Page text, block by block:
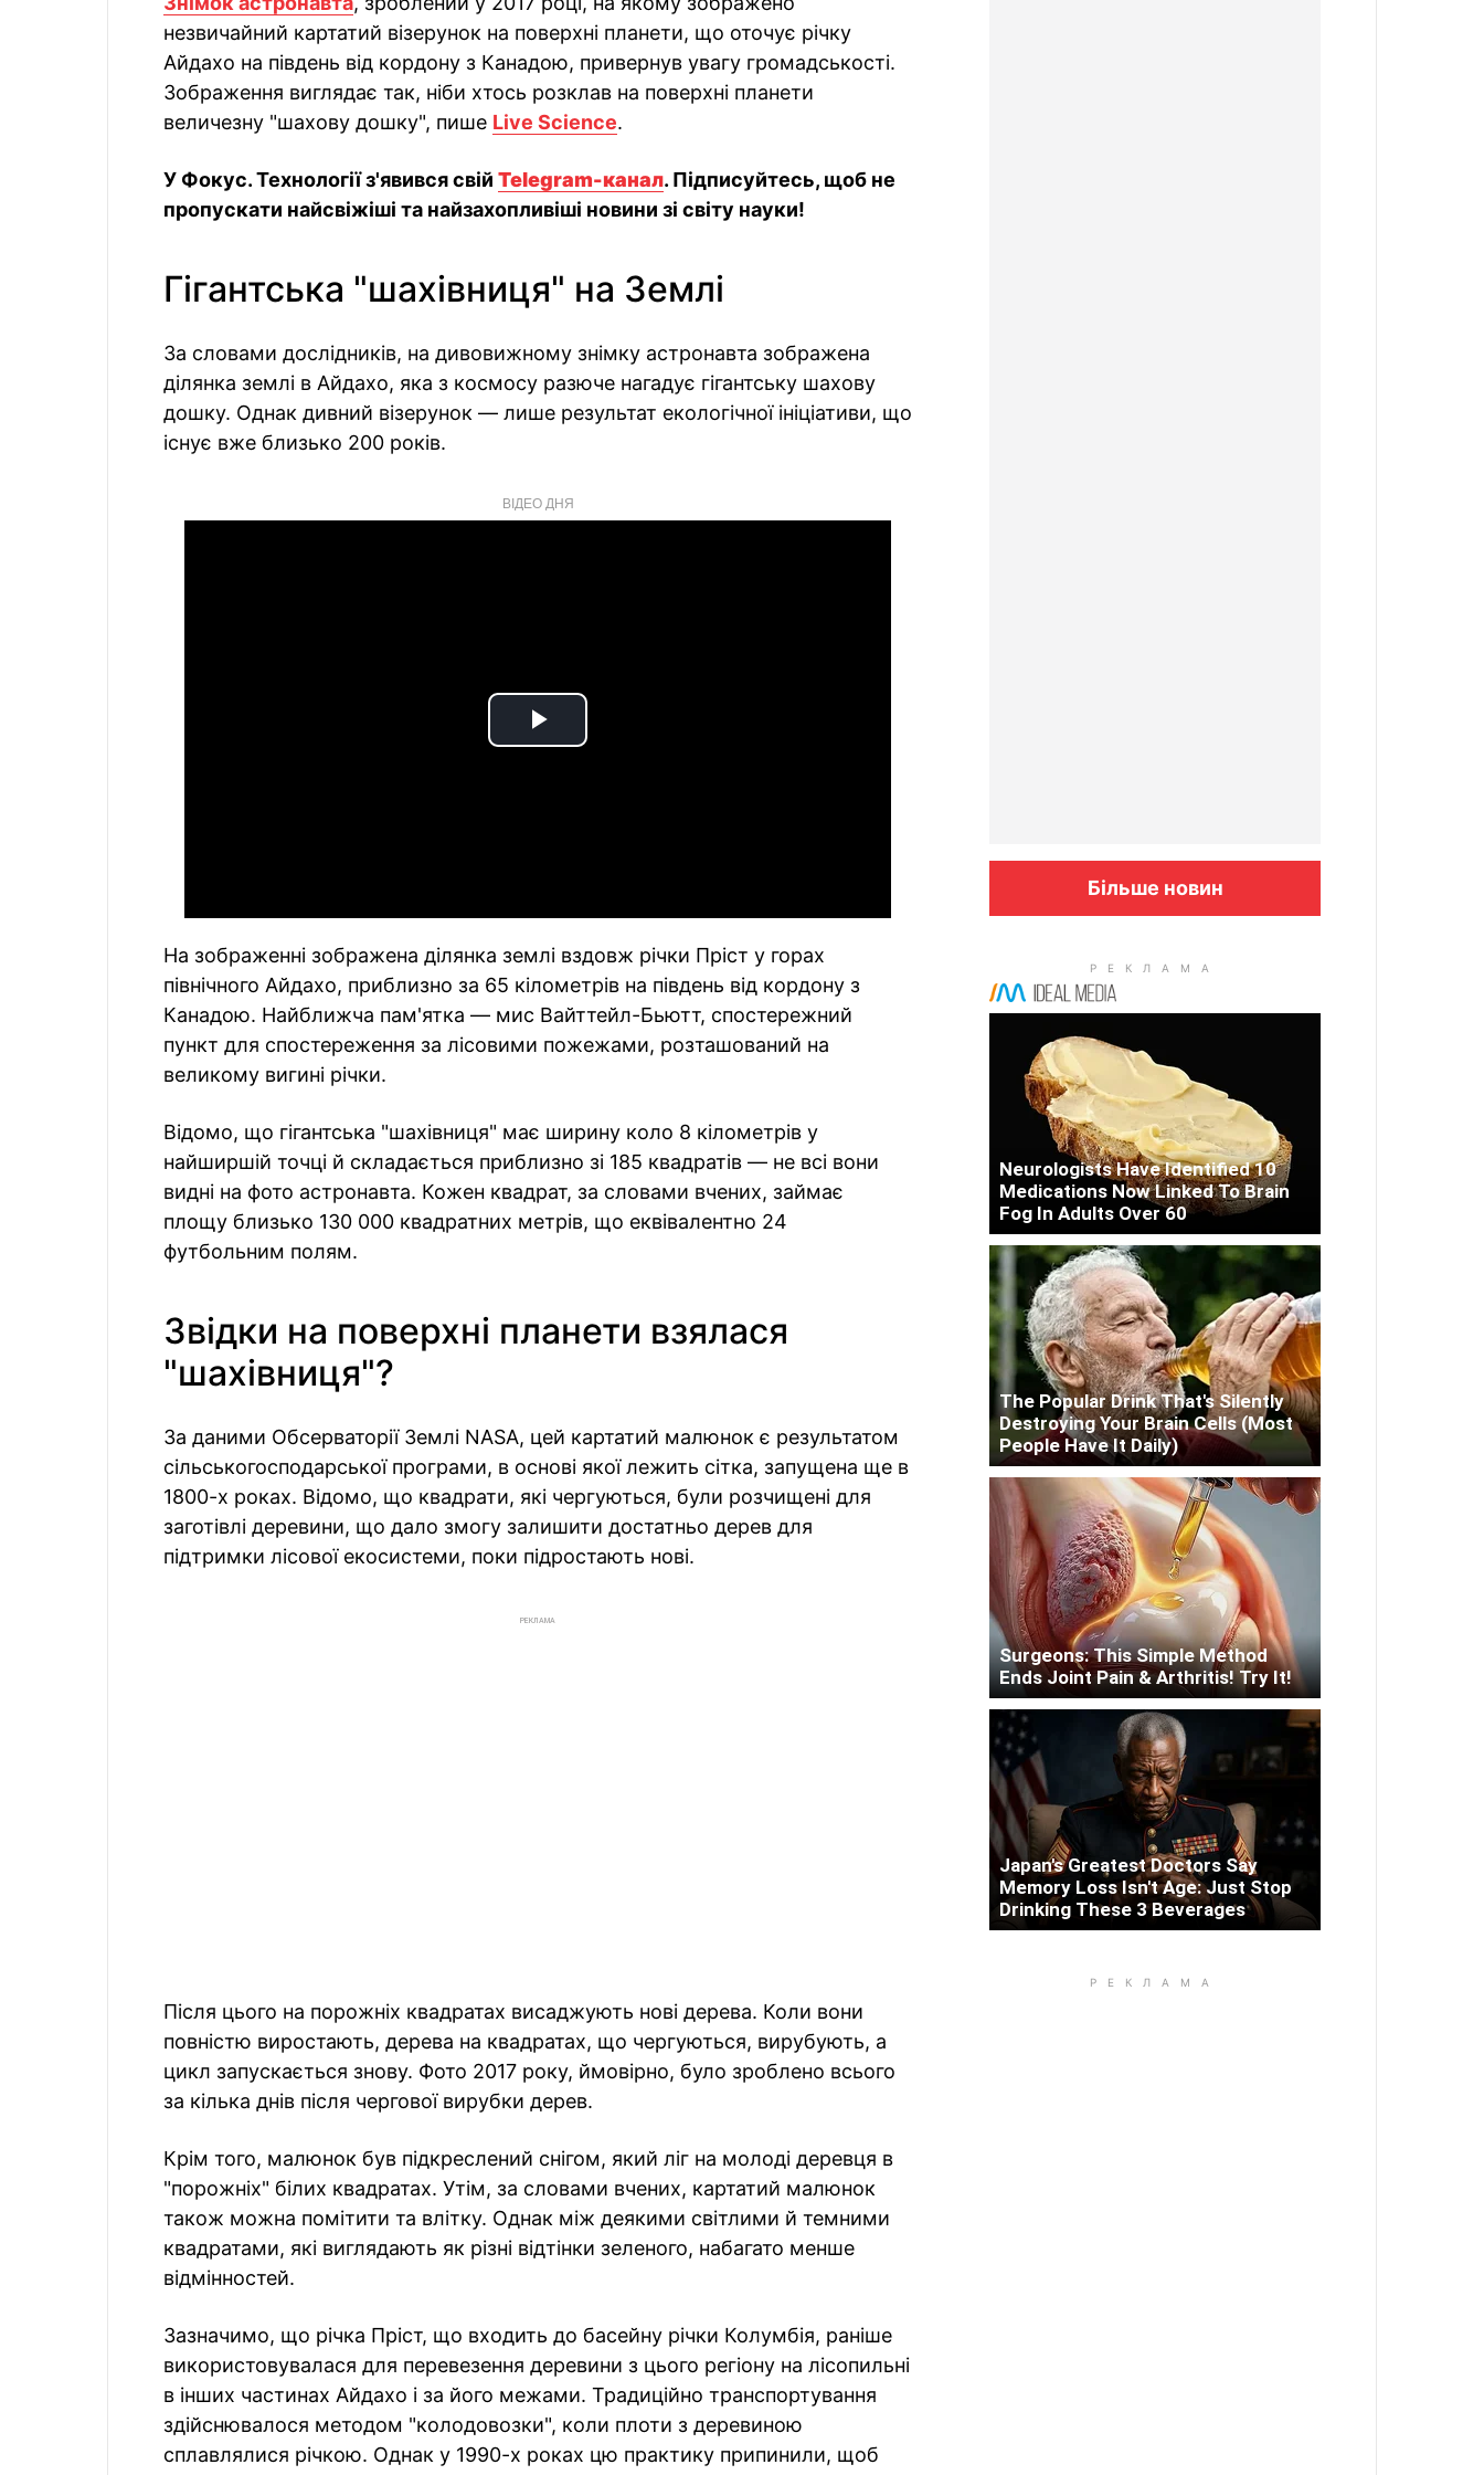
незвичайний картатий візерунок на поверхні планети, що оточує річку
Айдахо на південь від кордону з Канадою, привернув увагу громадськості.
Зображення виглядає так, ніби хтось розклав на поверхні планети
величезну "шахову дошку", пише Live Science.
У Фокус. Технології з'явився свій Telegram-канал. Підписуйтесь, щоб не
пропускати найсвіжіші та найзахопливіші новини зі світу науки!
Гігантська "шахівниця" на Землі
За словами дослідників, на дивовижному знімку астронавта зображена
ділянка землі в Айдахо, яка з космосу разюче нагадує гігантську шахову
дошку. Однак дивний візерунок — лише результат екологічної ініціативи, що
існує вже близько 200 років.
ВІДЕО ДНЯ
Play
На зображенні зображена ділянка землі вздовж річки Пріст у горах
північного Айдахо, приблизно за 65 кілометрів на південь від кордону з
Канадою. Найближча пам'ятка — мис Вайттейл-Бьютт, спостережний
пункт для спостереження за лісовими пожежами, розташований на
великому вигині річки.
Відомо, що гігантська "шахівниця" має ширину коло 8 кілометрів у
найширшій точці й складається приблизно зі 185 квадратів — не всі вони
видні на фото астронавта. Кожен квадрат, за словами вчених, займає
площу близько 130 000 квадратних метрів, що еквівалентно 24
футбольним полям.
Звідки на поверхні планети взялася
"шахівниця"?
За даними Обсерваторії Землі NASA, цей картатий малюнок є результатом
сільськогосподарської програми, в основі якої лежить сітка, запущена ще в
1800-х роках. Відомо, що квадрати, які чергуються, були розчищені для
заготівлі деревини, що дало змогу залишити достатньо дерев для
підтримки лісової екосистеми, поки підростають нові.
РЕКЛАМА
Після цього на порожніх квадратах висаджують нові дерева. Коли вони
повністю виростають, дерева на квадратах, що чергуються, вирубують, а
цикл запускається знову. Фото 2017 року, ймовірно, було зроблено всього
за кілька днів після чергової вирубки дерев.
Крім того, малюнок був підкреслений снігом, який ліг на молоді деревця в
"порожніх" білих квадратах. Утім, за словами вчених, картатий малюнок
також можна помітити та влітку. Однак між деякими світлими й темними
квадратами, які виглядають як різні відтінки зеленого, набагато менше
відмінностей.
Зазначимо, що річка Пріст, що входить до басейну річки Колумбія, раніше
використовувалася для перевезення деревини з цього регіону на лісопильні
в інших частинах Айдахо і за його межами. Традиційно транспортування
здійснювалося методом "колодовозки", коли плоти з деревиною
сплавлялися річкою. Однак у 1990-х роках цю практику припинили, щоб
Більше новин
Neurologists Have Identified 10
Medications Now Linked To Brain
Fog In Adults Over 60
The Popular Drink That's Silently
Destroying Your Brain Cells (Most
People Have It Daily)
Surgeons: This Simple Method
Ends Joint Pain & Arthritis! Try It!
Japan's Greatest Doctors Say
Memory Loss Isn't Age: Just Stop
Drinking These 3 Beverages